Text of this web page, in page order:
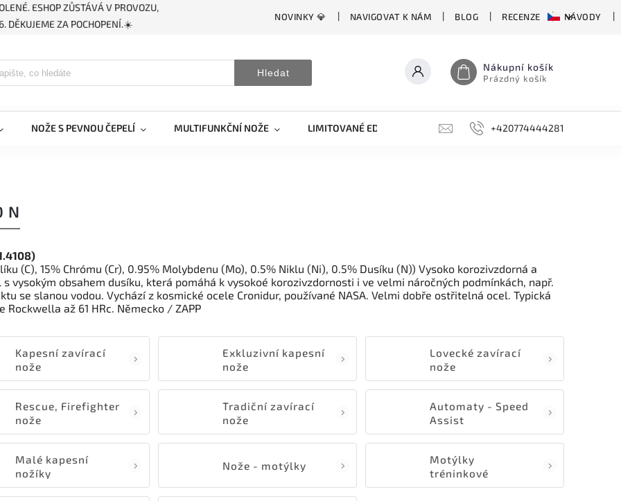
ESHOP ZŮSTÁVÁ V PROVOZU,
DĚKUJEME ZA POCHOPENÍ.☀️
NOVINKY 💎 NAVIGOVAT K NÁM BLOG RECENZE NÁVODY
Hledat Nákupní košík
Prázdný košík
NOŽE S PEVNOU ČEPELÍ MULTIFUNKČNÍ NOŽE LIMITOVANÉ EDICE BROUSKY, BRUSKY, OCÍLKY
+420774444281
N
(C), 15% Chrómu (Cr), 0.95% Molybdenu (Mo), 0.5% Niklu (Ni), 0.5% Dusíku (N)) Vysoko korozivzdorná a
vysokým obsahem dusíku, která pomáhá k vysokoé korozivzdornosti i ve velmi náročných podmínkách, např.
se slanou vodou. Vychází z kosmické ocele Cronidur, používané NASA. Velmi dobře ostřitelná ocel. Typická
Rockwella až 61 HRc. Německo / ZAPP
Kapesní zavírací
nože
Exkluzivní kapesní
nože
Lovecké zavírací
nože
Rescue, Firefighter
nože
Tradiční zavírací
nože
Automaty - Speed
Assist
Malé kapesní
nožíky
Nože - motýlky
Motýlky
tréninkové